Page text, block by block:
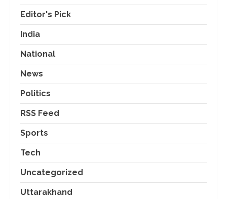
Editor's Pick
India
National
News
Politics
RSS Feed
Sports
Tech
Uncategorized
Uttarakhand